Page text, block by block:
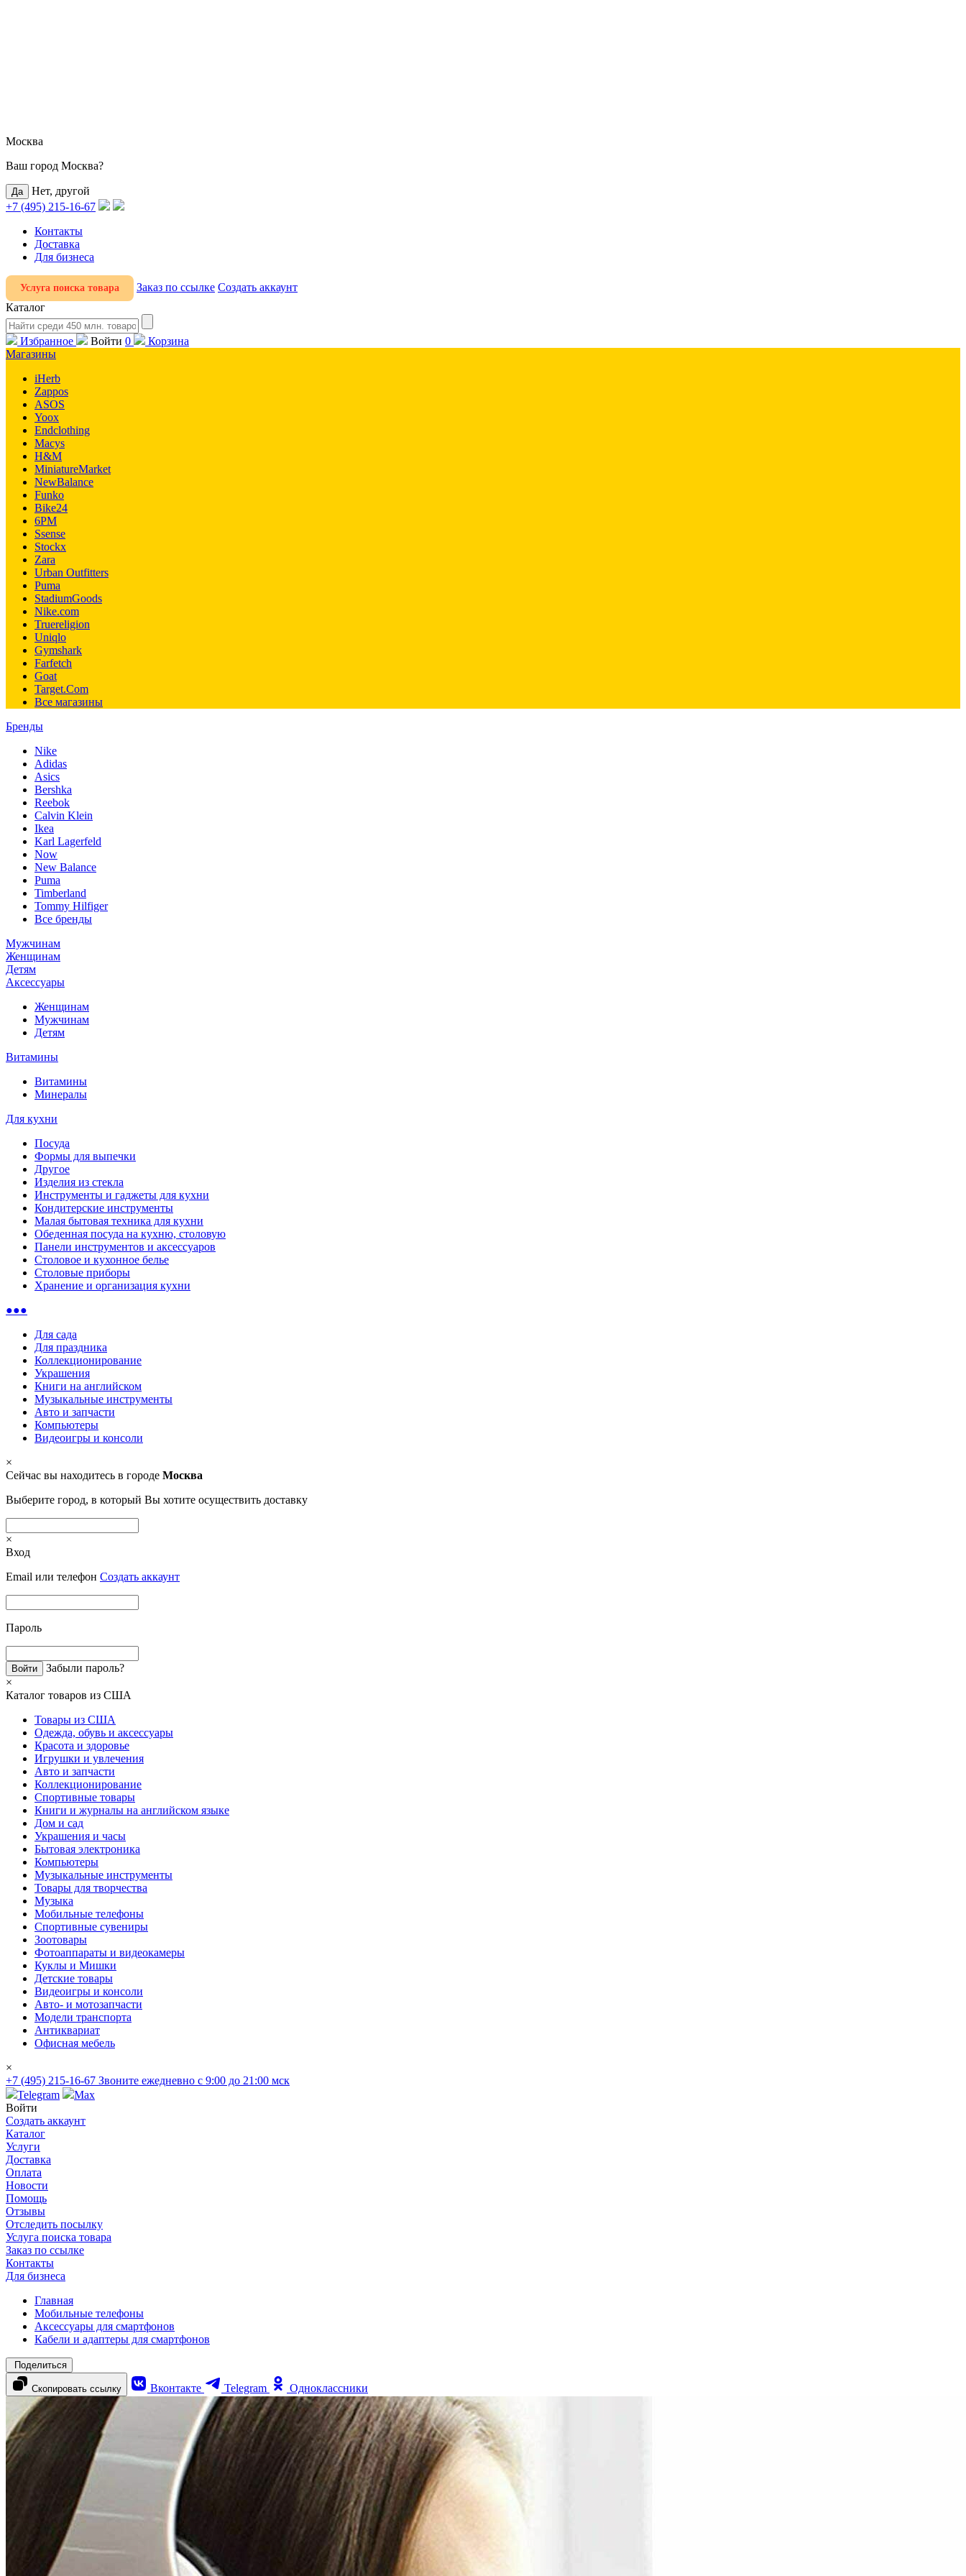
Москва
Ваш город Москва?
Нет, другой
+7 (495) 215-16-67
Контакты
Доставка
Для бизнеса
Услуга поиска товара Заказ по ссылке Создать аккаунт
Каталог
Избранное Войти 0
Корзина
Магазины
iHerb
Zappos
ASOS
Yoox
Endclothing
Macys
H&M
MiniatureMarket
NewBalance
Funko
Bike24
6PM
Ssense
Stockx
Zara
Urban Outfitters
Puma
StadiumGoods
Nike.com
Truereligion
Uniqlo
Gymshark
Farfetch
Goat
Target.Com
Все магазины
Бренды
Nike
Adidas
Asics
Bershka
Reebok
Calvin Klein
Ikea
Karl Lagerfeld
Now
New Balance
Puma
Timberland
Tommy Hilfiger
Все бренды
Мужчинам
Женщинам
Детям
Аксессуары
Женщинам
Мужчинам
Детям
Витамины
Витамины
Минералы
Для кухни
Посуда
Формы для выпечки
Другое
Изделия из стекла
Инструменты и гаджеты для кухни
Кондитерские инструменты
Малая бытовая техника для кухни
Обеденная посуда на кухню, столовую
Панели инструментов и аксессуаров
Столовое и кухонное белье
Столовые приборы
Хранение и организация кухни
●●●
Для сада
Для праздника
Коллекционирование
Украшения
Книги на английском
Музыкальные инструменты
Авто и запчасти
Компьютеры
Видеоигры и консоли
×
Сейчас вы находитесь в городе Москва
Выберите город, в который Вы хотите осуществить доставку
×
Вход
Email или телефон Создать аккаунт
Пароль
Забыли пароль?
×
Каталог товаров из США
Товары из США
Одежда, обувь и аксессуары
Красота и здоровье
Игрушки и увлечения
Авто и запчасти
Коллекционирование
Спортивные товары
Книги и журналы на английском языке
Дом и сад
Украшения и часы
Бытовая электроника
Компьютеры
Музыкальные инструменты
Товары для творчества
Музыка
Мобильные телефоны
Спортивные сувениры
Зоотовары
Фотоаппараты и видеокамеры
Куклы и Мишки
Детские товары
Видеоигры и консоли
Авто- и мотозапчасти
Модели транспорта
Антиквариат
Офисная мебель
×
+7 (495) 215-16-67 Звоните ежедневно с 9:00 до 21:00 мск
Telegram
Max
Войти
Создать аккаунт
Каталог
Услуги
Доставка
Оплата
Новости
Помощь
Отзывы
Отследить посылку
Услуга поиска товара
Заказ по ссылке
Контакты
Для бизнеса
Главная
Мобильные телефоны
Аксессуары для смартфонов
Кабели и адаптеры для смартфонов
Поделиться
Скопировать ссылку Вконтакте Telegram Одноклассники